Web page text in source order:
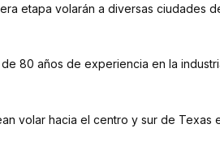
etapa volarán a diversas ciudades
80 años de experiencia en la
volar hacia el centro y sur de